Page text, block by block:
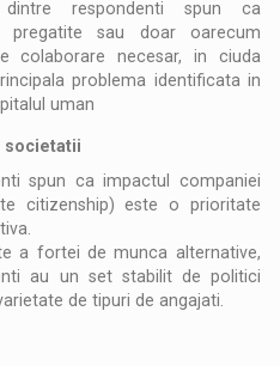
respondenti spun ca
sau doar oarecum
colaborare necesar, in ciuda
problema identificata in
uman
societatii
spun ca impactul companiei
citizenship) este o prioritate
a fortei de munca alternative,
au un set stabilit de politici
de tipuri de angajati.